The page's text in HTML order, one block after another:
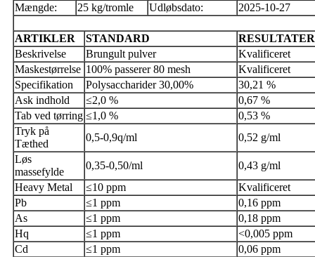
Mængde:
25 kg/tromle Udløbsdato: 2025-10-27
ARTIKLER STANDARD
RESULTATER
Beskrivelse
Brungult pulver
Kvalificeret
Maskestørrelse 100% passerer 80 mesh
Kvalificeret
Specifikation
Polysaccharider 30,00%
30,21 %
Ask indhold
≤2,0 %
0,67 %
Tab ved tørring ≤1,0 %
0,53 %
Tryk på
Tæthed
0,5-0,9q/ml
0,52 g/ml
Løs
massefylde
0,35-0,50/ml
0,43 g/ml
Heavy Metal
≤10 ppm
Kvalificeret
Pb
≤1 ppm
0,16 ppm
As
≤1 ppm
0,18 ppm
Hq
≤1 ppm
<0,005 ppm
Cd
≤1 ppm
0,06 ppm